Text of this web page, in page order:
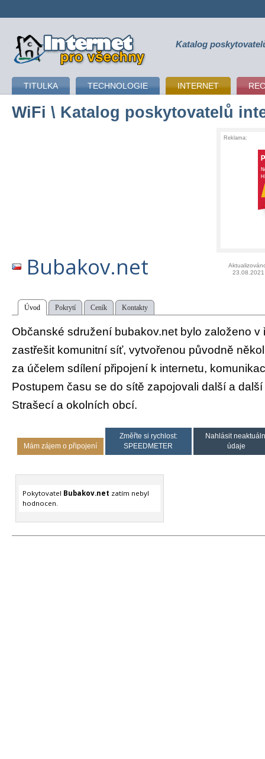
připojení k internetu Katalog
TITULKA TECHNOLOGIE INTERNET
WiFi \ Katalog poskytovatelů
Reklama:
Bubakov.net
23.08.2021
Úvod Pokrytí Ceník Kontakty
Občanské sdružení bubakov.net bylo založeno v
zastřešit komunitní síť, vytvořenou původně
za účelem sdílení připojení k internetu,
Postupem času se do sítě zapojovali další a
Strašecí a okolních obcí.
Mám zájem o připojení
Změřte si rychlost:
SPEEDMETER
Nahlásit
údaje
Pokytovatel Bubakov.net zatím nebyl
hodnocen.